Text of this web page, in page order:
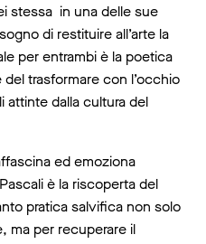
stessa in una delle sue
di restituire all’arte la
per entrambi è la poetica
del trasformare con l’occhio
attinte dalla cultura del
ed emoziona
è la riscoperta del
pratica salvifica non solo
ma per recuperare il